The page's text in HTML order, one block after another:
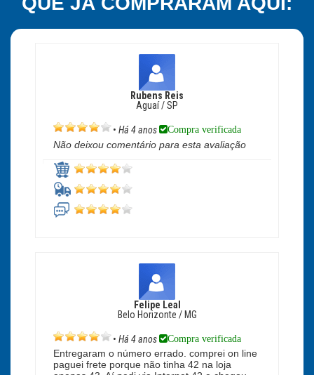
Rubens Reis
Aguaí / SP
• Há 4 anos Compra verificada
Não deixou comentário para esta avaliação
Felipe Leal
Belo Horizonte / MG
• Há 4 anos Compra verificada
Entregaram o número errado. comprei on line
paguei frete porque não tinha 42 na loja